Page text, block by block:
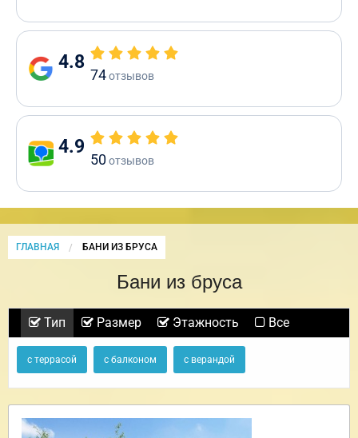
4.8
74отзывов
4.9
50отзывов
ГЛАВНАЯ CURRENT:
БАНИ ИЗ БРУСА
Бани из бруса
Тип Размер Этажность Все
с террасой с балконом с верандой